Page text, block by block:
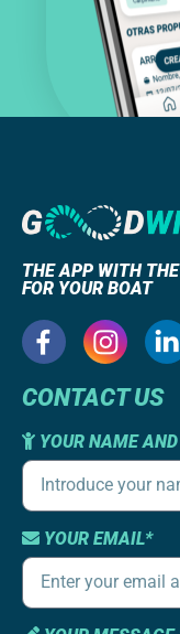
THE APP WITH
FOR YOUR BOAT
CONTACT US
YOUR NAME
YOUR EMAIL*